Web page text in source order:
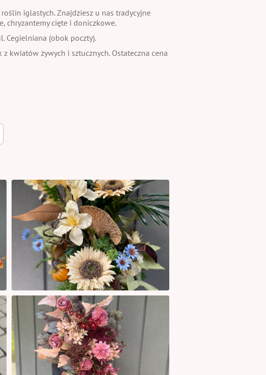
iglastych. Znajdziesz u nas tradycyjne
chryzantemy cięte i doniczkowe.
Cegielniana (obok poczty).
kwiatów żywych i sztucznych. Ostateczna cena